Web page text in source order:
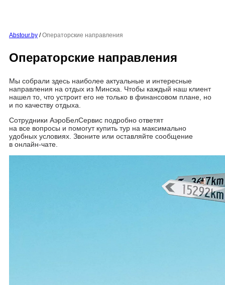
Abstour.by / Операторские направления
Операторские направления
Мы собрали здесь наиболее актуальные и интересные
направления на отдых из Минска. Чтобы каждый наш клиент
нашел то, что устроит его не только в финансовом плане, но
и по качеству отдыха.
Сотрудники АэроБелСервис подробно ответят
на все вопросы и помогут купить тур на максимально
удобных условиях. Звоните или оставляйте сообщение
в онлайн-чате.